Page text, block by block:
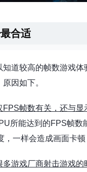
合适
道较高的帧数游戏体
原因如下。
帧数有关，还与显
所能达到的FPS帧
一样会造成画面卡顿
游戏厂商射击游戏